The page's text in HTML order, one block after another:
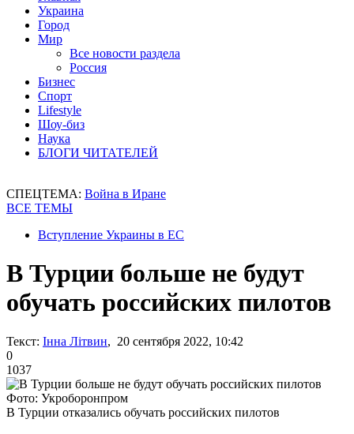
Украина
Город
Мир
Все новости раздела
Россия
Бизнес
Спорт
Lifestyle
Шоу-биз
Наука
БЛОГИ ЧИТАТЕЛЕЙ
СПЕЦТЕМА: Война в Иране
ВСЕ ТЕМЫ
Вступление Украины в ЕС
В Турции больше не будут
обучать российских пилотов
Текст: Інна Літвин, 20 сентября 2022, 10:42
0
1037
Фото: Укроборонпром
В Турции отказались обучать российских пилотов